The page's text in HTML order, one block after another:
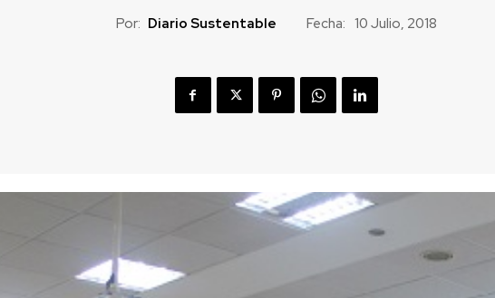
Por: Diario Sustentable Fecha: 10 Julio, 2018